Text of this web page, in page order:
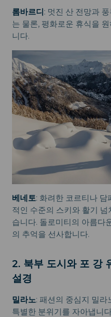
롬바르디: 멋진 산 전망과
는 물론, 평화로운 휴식을
니다.
베네토: 화려한 코르티나
적인 수준의 스키와 활기
습니다. 돌로미티의 아름다
의 추억을 선사합니다.
2. 북부 도시와 포 강
설경
밀라노: 패션의 중심지 밀
특별한 분위기를 자아냅니